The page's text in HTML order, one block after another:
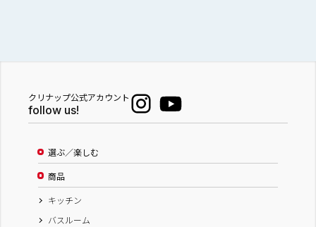
クリナップ公式アカウント
follow us!
選ぶ／楽しむ
商品
キッチン
バスルーム